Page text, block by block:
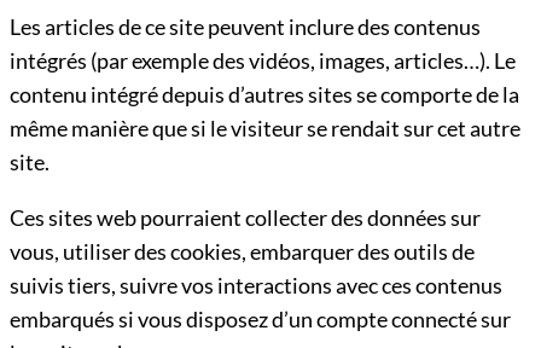
Les articles de ce site peuvent inclure des contenus
intégrés (par exemple des vidéos, images, articles…). Le
contenu intégré depuis d’autres sites se comporte de la
même manière que si le visiteur se rendait sur cet autre
site.
Ces sites web pourraient collecter des données sur
vous, utiliser des cookies, embarquer des outils de
suivis tiers, suivre vos interactions avec ces contenus
embarqués si vous disposez d’un compte connecté sur